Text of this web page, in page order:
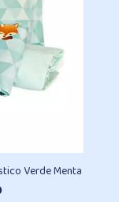
Verde Menta
Faixa